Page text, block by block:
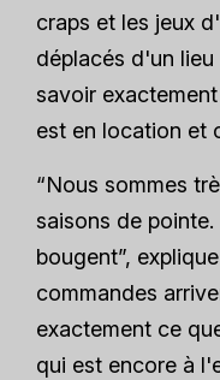
craps et les jeux
déplacés d'un
savoir
est en location et
“Nous sommes
saisons de
bougent”,
commandes
exactement ce
qui est encore à